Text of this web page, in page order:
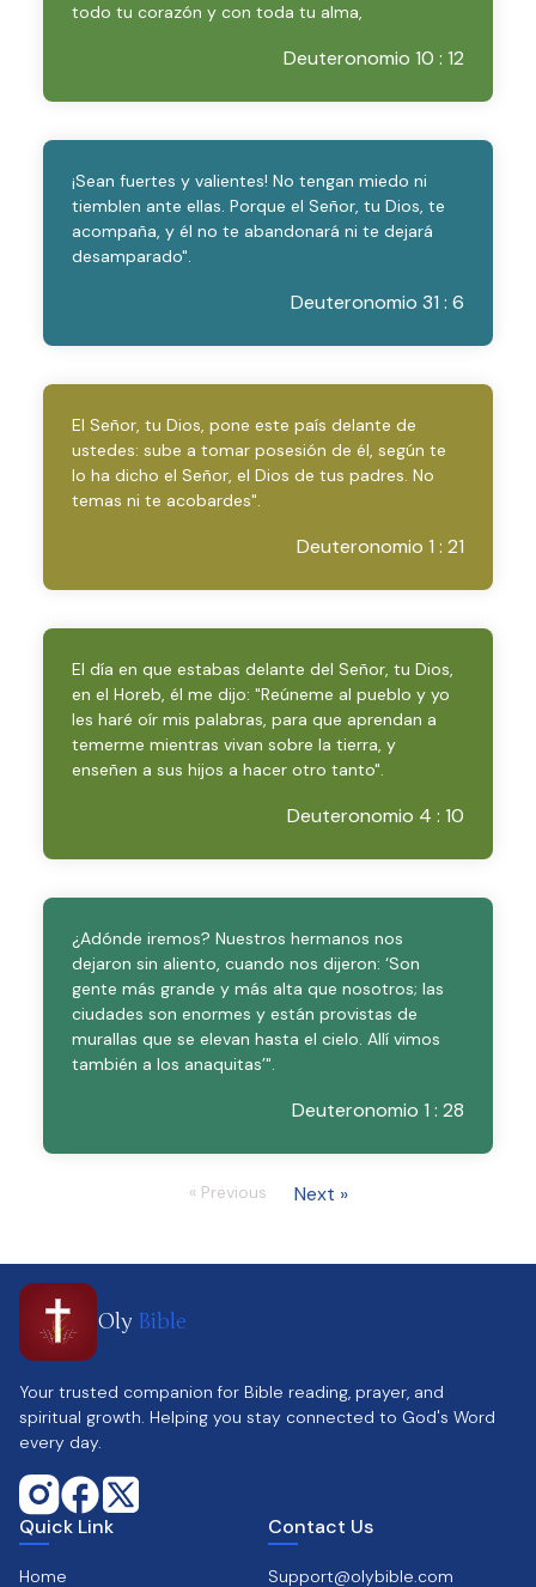
todo tu corazón y con toda tu alma,
Deuteronomio 10 : 12
¡Sean fuertes y valientes! No tengan miedo ni
tiemblen ante ellas. Porque el Señor, tu Dios, te
acompaña, y él no te abandonará ni te dejará
desamparado".
Deuteronomio 31 : 6
El Señor, tu Dios, pone este país delante de
ustedes: sube a tomar posesión de él, según te
lo ha dicho el Señor, el Dios de tus padres. No
temas ni te acobardes".
Deuteronomio 1 : 21
El día en que estabas delante del Señor, tu Dios,
en el Horeb, él me dijo: "Reúneme al pueblo y yo
les haré oír mis palabras, para que aprendan a
temerme mientras vivan sobre la tierra, y
enseñen a sus hijos a hacer otro tanto".
Deuteronomio 4 : 10
¿Adónde iremos? Nuestros hermanos nos
dejaron sin aliento, cuando nos dijeron: ‘Son
gente más grande y más alta que nosotros; las
ciudades son enormes y están provistas de
murallas que se elevan hasta el cielo. Allí vimos
también a los anaquitas’".
Deuteronomio 1 : 28
« Previous Next »
Oly Bible
Your trusted companion for Bible reading, prayer, and
spiritual growth. Helping you stay connected to God's Word
every day.
Quick Link
Home
Contact Us
Support@olybible.com